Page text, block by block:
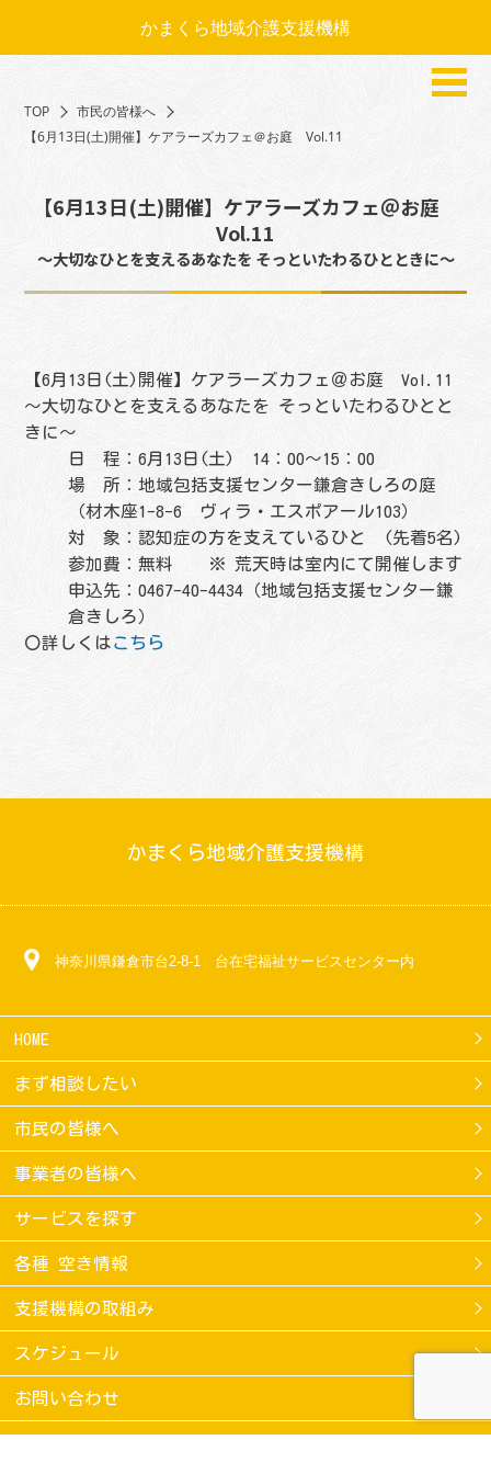
かまくら地域介護支援機構
TOP
市民の皆様へ
【6月13日(土)開催】ケアラーズカフェ＠お庭 Vol.11
【6月13日(土)開催】ケアラーズカフェ＠お庭
Vol.11
～大切なひとを支えるあなたを そっといたわるひとときに～
【6月13日(土)開催】ケアラーズカフェ＠お庭 Vol.11
～大切なひとを支えるあなたを そっといたわるひとと
きに～
日 程：6月13日(土) 14：00～15：00
場 所：地域包括支援センター鎌倉きしろの庭
（材木座1-8-6 ヴィラ・エスポアール103）
対 象：認知症の方を支えているひと (先着5名)
参加費：無料 ※ 荒天時は室内にて開催します
申込先：0467-40-4434（地域包括支援センター鎌
倉きしろ）
〇詳しくはこちら
かまくら地域介護支援機構
神奈川県鎌倉市台2-8-1 台在宅福祉サービスセンター内
HOME
まず相談したい
市民の皆様へ
事業者の皆様へ
サービスを探す
各種 空き情報
支援機構の取組み
スケジュール
お問い合わせ